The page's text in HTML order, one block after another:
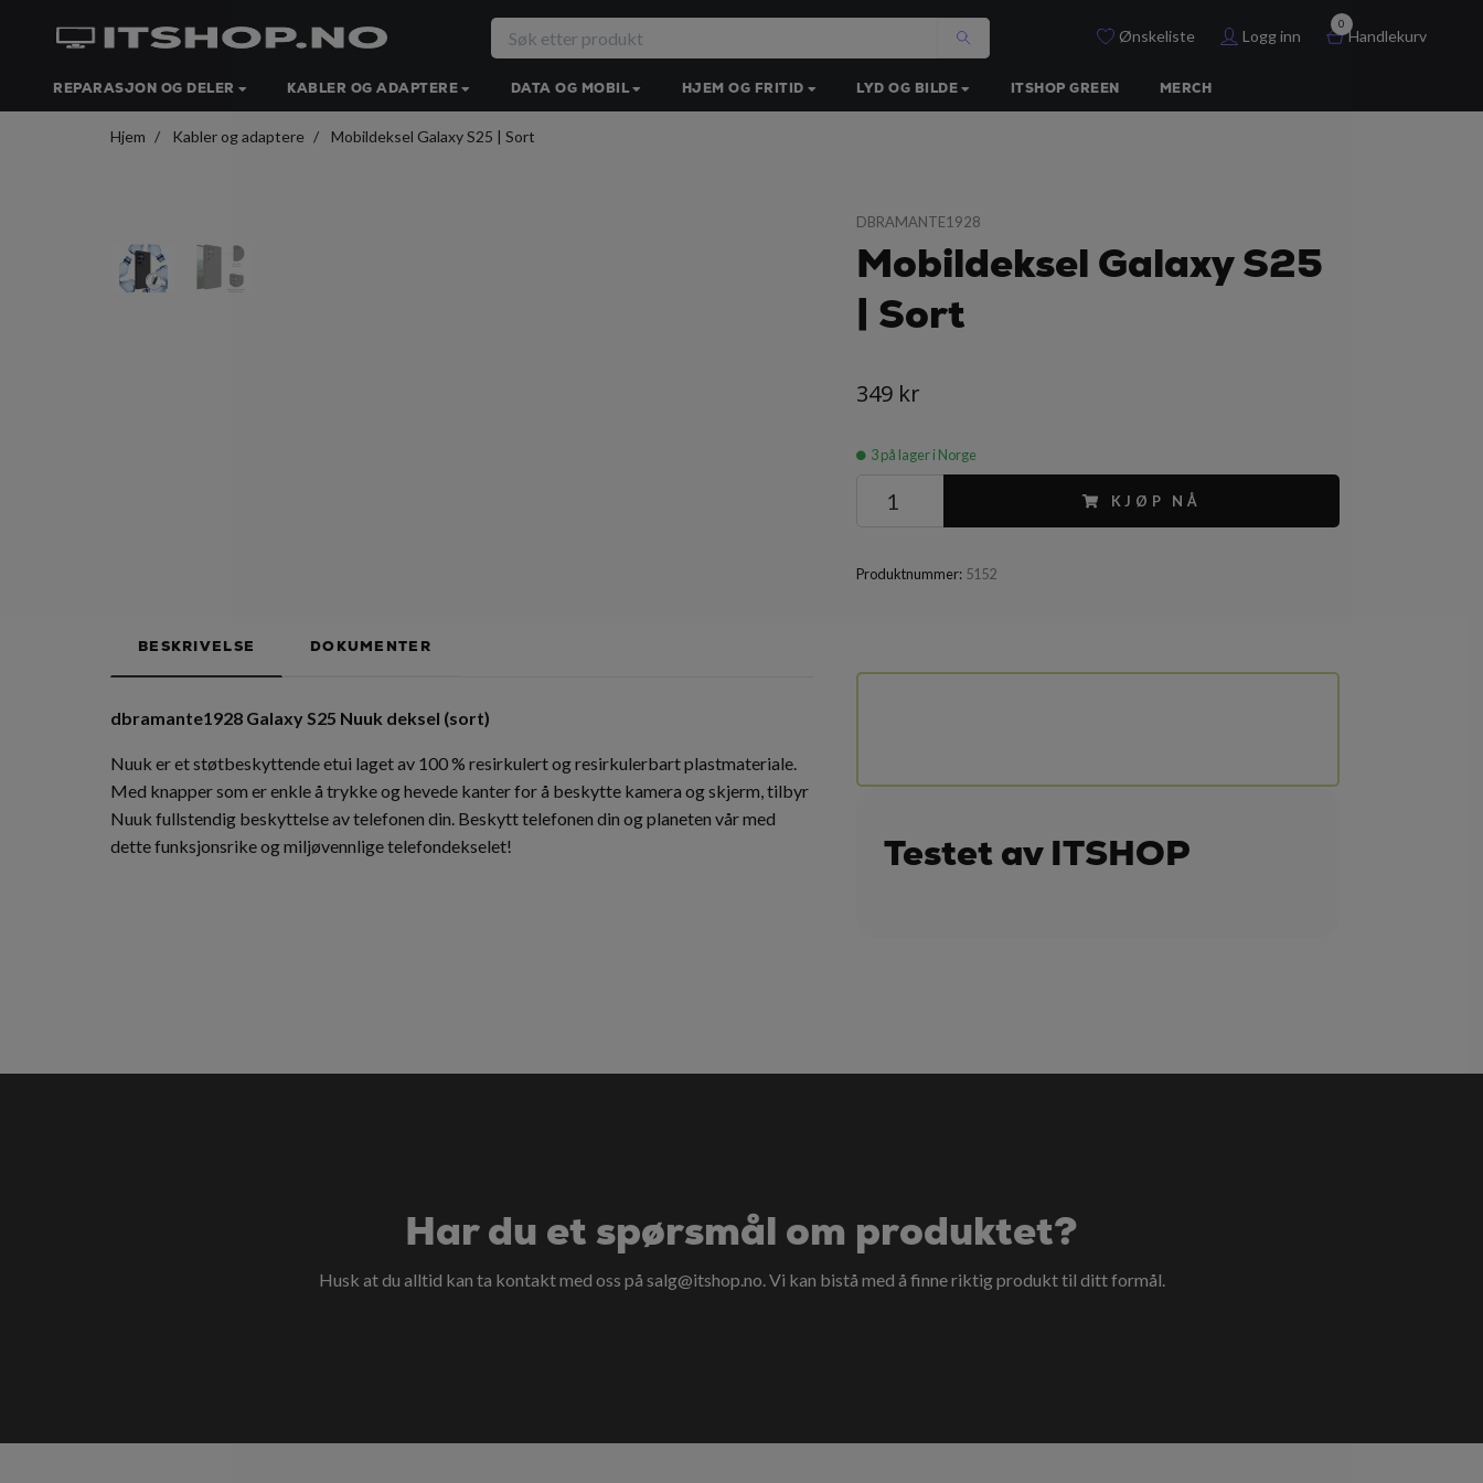
Ønskeliste Logg inn
0
Handlekurv
REPARASJON OG DELER KABLER OG ADAPTERE DATA OG MOBIL HJEM OG FRITID LYD OG BILDE ITSHOP GREEN MERCH
Hjem Kabler og adaptere Mobildeksel Galaxy S25 | Sort
DBRAMANTE1928
Mobildeksel Galaxy S25
| Sort
349 kr
3på lager i Norge
KJØP NÅ
Produktnummer: 5152
BESKRIVELSE DOKUMENTER
dbramante1928 Galaxy S25 Nuuk deksel (sort)
Nuuk er et støtbeskyttende etui laget av 100 % resirkulert og resirkulerbart plastmateriale.
Med knapper som er enkle å trykke og hevede kanter for å beskytte kamera og skjerm, tilbyr
Nuuk fullstendig beskyttelse av telefonen din. Beskytt telefonen din og planeten vår med
dette funksjonsrike og miljøvennlige telefondekselet!
Testet av ITSHOP
Har du et spørsmål om produktet?
Husk at du alltid kan ta kontakt med oss på salg@itshop.no. Vi kan bistå med å finne riktig produkt til ditt formål.